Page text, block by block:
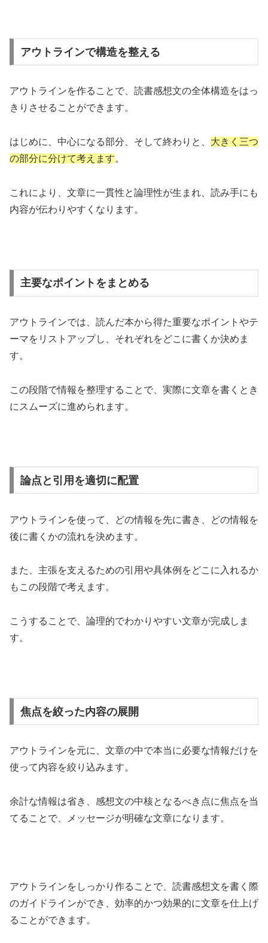
アウトラインで構造を整える
アウトラインを作ることで、読書感想文の全体構造をはっ
きりさせることができます。
はじめに、中心になる部分、そして終わりと、 大きく三つ
の部分に分けて考えます。
これにより、文章に一貫性と論理性が生まれ、読み手にも
内容が伝わりやすくなります。
主要なポイントをまとめる
アウトラインでは、読んだ本から得た重要なポイントやテ
ーマをリストアップし、それぞれをどこに書くか決めま
す。
この段階で情報を整理することで、実際に文章を書くとき
にスムーズに進められます。
論点と引用を適切に配置
アウトラインを使って、どの情報を先に書き、どの情報を
後に書くかの流れを決めます。
また、主張を支えるための引用や具体例をどこに入れるか
もこの段階で考えます。
こうすることで、論理的でわかりやすい文章が完成しま
す。
焦点を絞った内容の展開
アウトラインを元に、文章の中で本当に必要な情報だけを
使って内容を絞り込みます。
余計な情報は省き、感想文の中核となるべき点に焦点を当
てることで、メッセージが明確な文章になります。
アウトラインをしっかり作ることで、読書感想文を書く際
のガイドラインができ、効率的かつ効果的に文章を仕上げ
ることができます。